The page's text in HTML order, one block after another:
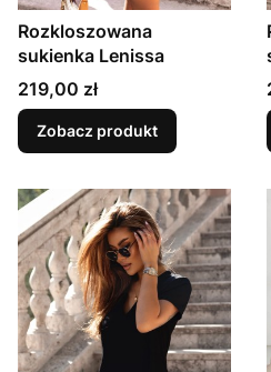
Rozkloszowana
sukienka Lenissa
Cena
219,00 zł
Zobacz produkt